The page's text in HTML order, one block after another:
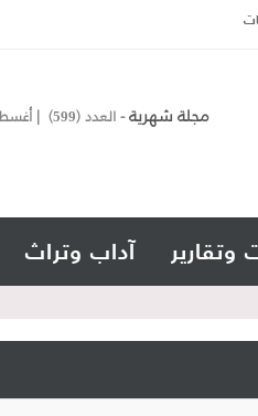
مجلة شهرية- العدد (599) | أغسطس 2026 م-
وتقارير آداب وتراث